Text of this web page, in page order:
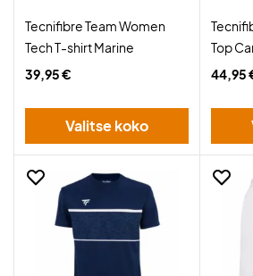
Tecnifibre Team Women
Tech T-shirt Marine
39,95 €
Valitse koko
Top
44,95